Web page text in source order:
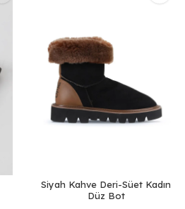
Siyah Kahve Deri-Süet Kadın
Düz Bot